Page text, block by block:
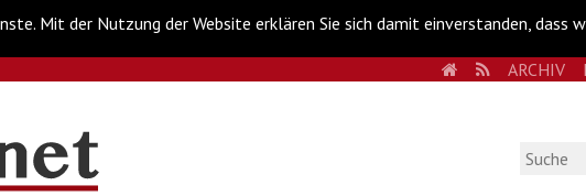
Mit der Nutzung der Website erklären Sie sich damit einverstanden, dass
HOMERSSARCHIV
Suche